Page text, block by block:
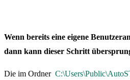
Wenn bereits eine eigene
dann kann dieser Schritt
Die im Ordner